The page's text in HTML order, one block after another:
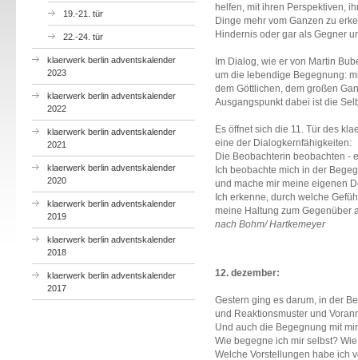
19.-21. tür
22.-24. tür
klaerwerk berlin adventskalender
2023
klaerwerk berlin adventskalender
2022
klaerwerk berlin adventskalender
2021
klaerwerk berlin adventskalender
2020
klaerwerk berlin adventskalender
2019
klaerwerk berlin adventskalender
2018
klaerwerk berlin adventskalender
2017
helfen, mit ihren Perspektiven,
Dinge mehr vom Ganzen zu
Hindernis oder gar als Gegner
Im Dialog, wie er von Martin
um die lebendige Begegnung:
dem Göttlichen, dem großen
Ausgangspunkt dabei ist die
Es öffnet sich die 11. Tür des
eine der Dialogkernfähigkeiten:
Die Beobachterin beobachten -
Ich beobachte mich in der
und mache mir meine eigenen
Ich erkenne, durch welche
meine Haltung zum Gegenüber
nach Bohm/ Hartkemeyer
12. dezember:
Gestern ging es darum, in der
und Reaktionsmuster und
Und auch die Begegnung mit
Wie begegne ich mir selbst?
Welche Vorstellungen habe ich